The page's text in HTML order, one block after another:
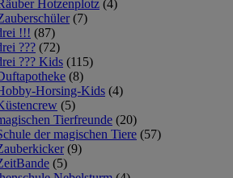
Hotzenplotz (4)
(7)
!!! (87)
??? (72)
??? Kids (115)
(8)
Horsing-Kids (4)
(5)
Tierfreunde (20)
der magischen Tiere (57)
(9)
(5)